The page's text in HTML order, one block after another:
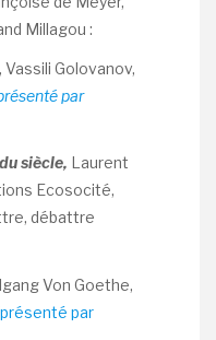
Millagou :
, Vassili Golovanov,
par
siècle, Laurent
Ecosocité,
débattre
Von Goethe,
par